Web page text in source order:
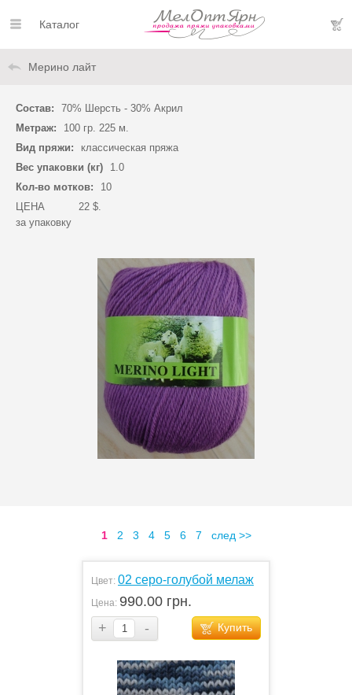
Каталог
Мерино лайт
Состав:
70% Шерсть - 30% Акрил
Метраж:
100 гр. 225 м.
Вид пряжи:
классическая пряжа
Вес упаковки (кг)
1.0
Кол-во мотков:
10
ЦЕНА
за упаковку
22 $.
1 2 3 4 5 6 7 след >>
Цвет: 02 серо-голубой мелаж
Цена: 990.00 грн.
+
- Купить